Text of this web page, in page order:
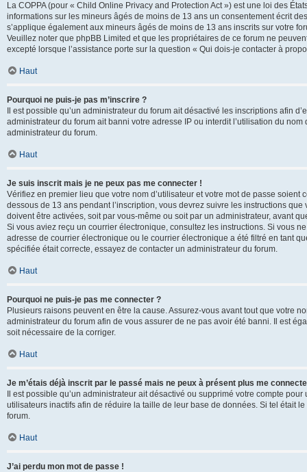
La COPPA (pour « Child Online Privacy and Protection Act ») est une loi des
informations sur les mineurs âgés de moins de 13 ans un consentement écrit
s’applique également aux mineurs âgés de moins de 13 ans inscrits sur votre
Veuillez noter que phpBB Limited et que les propriétaires de ce forum ne
excepté lorsque l’assistance porte sur la question « Qui dois-je contacter à
Haut
Pourquoi ne puis-je pas m’inscrire ?
Il est possible qu’un administrateur du forum ait désactivé les inscriptions afin
administrateur du forum ait banni votre adresse IP ou interdit l’utilisation du
administrateur du forum.
Haut
Je suis inscrit mais je ne peux pas me connecter !
Vérifiez en premier lieu que votre nom d’utilisateur et votre mot de passe
dessous de 13 ans pendant l’inscription, vous devrez suivre les instructions
doivent être activées, soit par vous-même ou soit par un administrateur, avant
Si vous aviez reçu un courrier électronique, consultez les instructions. Si vous
adresse de courrier électronique ou le courrier électronique a été filtré en tant
spécifiée était correcte, essayez de contacter un administrateur du forum.
Haut
Pourquoi ne puis-je pas me connecter ?
Plusieurs raisons peuvent en être la cause. Assurez-vous avant tout que votre
administrateur du forum afin de vous assurer de ne pas avoir été banni. Il est
soit nécessaire de la corriger.
Haut
Je m’étais déjà inscrit par le passé mais ne peux à présent plus me
Il est possible qu’un administrateur ait désactivé ou supprimé votre compte
utilisateurs inactifs afin de réduire la taille de leur base de données. Si tel était
forum.
Haut
J’ai perdu mon mot de passe !